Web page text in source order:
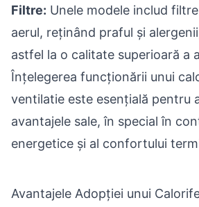
Filtre: Unele modele includ
aerul, reținând praful și
astfel la o calitate superioară a
Înțelegerea funcționării unui
ventilatie este esențială pentru
avantajele sale, în special în
energetice și al confortului
Avantajele Adopției unui